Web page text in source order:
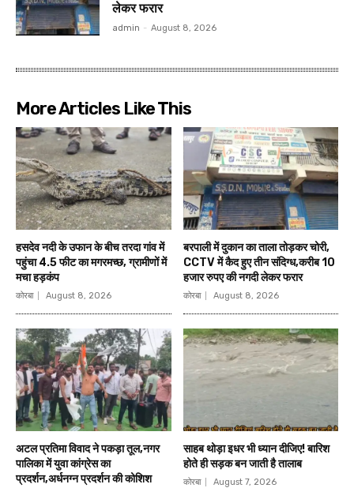
लेकर फरार
admin - August 8, 2026
More Articles Like This
हसदेव नदी के उफान के बीच तरदा गांव में
पहुंचा 4.5 फीट का मगरमच्छ, ग्रामीणों में
मचा हड़कंप
कोरबा August 8, 2026
बरपाली में दुकान का ताला तोड़कर चोरी,
CCTV में कैद हुए तीन संदिग्ध,करीब 10
हजार रुपए की नगदी लेकर फरार
कोरबा August 8, 2026
अटल प्रतिमा विवाद ने पकड़ा तूल,नगर
पालिका में युवा कांग्रेस का
प्रदर्शन,अर्धनग्न प्रदर्शन की कोशिश
साहब थोड़ा इधर भी ध्यान दीजिए! बारिश
होते ही सड़क बन जाती है तालाब
कोरबा August 7, 2026